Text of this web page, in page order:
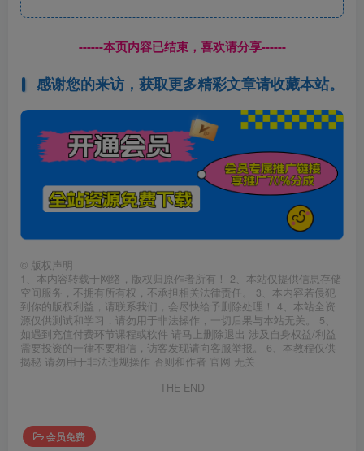
------本页内容已结束，喜欢请分享------
感谢您的来访，获取更多精彩文章请收藏本站。
© 版权声明
1、本内容转载于网络，版权归原作者所有！ 2、本站仅提供信息存储
空间服务，不拥有所有权，不承担相关法律责任。 3、本内容若侵犯
到你的版权利益，请联系我们，会尽快给予删除处理！ 4、本站全资
源仅供测试和学习，请勿用于非法操作，一切后果与本站无关。 5、
如遇到充值付费环节课程或软件 请马上删除退出 涉及自身权益/利益
需要投资的一律不要相信，访客发现请向客服举报。 6、本教程仅供
揭秘 请勿用于非法违规操作 否则和作者 官网 无关
THE END
会员免费